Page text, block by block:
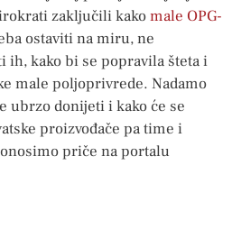
zaključili kakomale OPG-
ostaviti na miru, ne
kako bi se popravila šteta i
male poljoprivrede. Nadamo
ubrzo donijeti i kako će se
proizvođače pa time i
priče na portalu